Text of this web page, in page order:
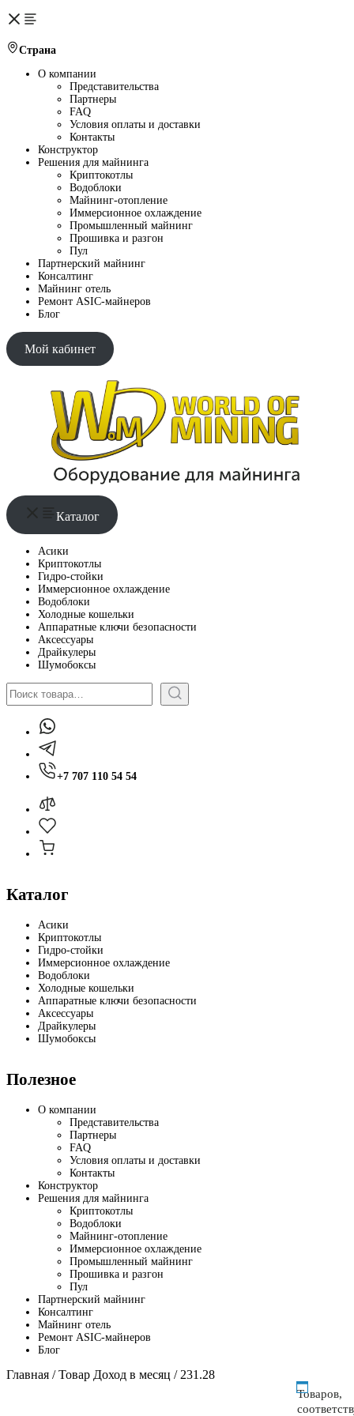
Страна
О компании
Представительства
Партнеры
FAQ
Условия оплаты и доставки
Контакты
Конструктор
Решения для майнинга
Криптокотлы
Водоблоки
Майнинг-отопление
Иммерсионное охлаждение
Промышленный майнинг
Прошивка и разгон
Пул
Партнерский майнинг
Консалтинг
Майнинг отель
Ремонт ASIC-майнеров
Блог
Мой кабинет
Каталог
Асики
Криптокотлы
Гидро-стойки
Иммерсионное охлаждение
Водоблоки
Холодные кошельки
Аппаратные ключи безопасности
Аксессуары
Драйкулеры
Шумобоксы
Поиск
+7 707 110 54 54
Каталог
Асики
Криптокотлы
Гидро-стойки
Иммерсионное охлаждение
Водоблоки
Холодные кошельки
Аппаратные ключи безопасности
Аксессуары
Драйкулеры
Шумобоксы
Полезное
О компании
Представительства
Партнеры
FAQ
Условия оплаты и доставки
Контакты
Конструктор
Решения для майнинга
Криптокотлы
Водоблоки
Майнинг-отопление
Иммерсионное охлаждение
Промышленный майнинг
Прошивка и разгон
Пул
Партнерский майнинг
Консалтинг
Майнинг отель
Ремонт ASIC-майнеров
Блог
Главная / Товар Доход в месяц / 231.28
Товаров,